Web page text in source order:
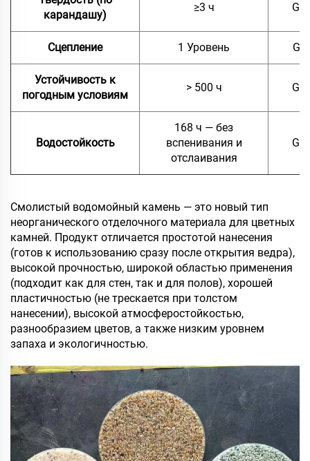
карандашу)
≥3 ч
Сцепление 1 Уровень
Устойчивость к
погодным условиям
> 500 ч
Водостойкость
168 ч — без
вспенивания и
отслаивания
Смолистый водомойный камень — это новый тип
неорганического отделочного материала для цветных
камней. Продукт отличается простотой нанесения
(готов к использованию сразу после открытия ведра),
высокой прочностью, широкой областью применения
(подходит как для стен, так и для полов), хорошей
пластичностью (не трескается при толстом
нанесении), высокой атмосферостойкостью,
разнообразием цветов, а также низким уровнем
запаха и экологичностью.